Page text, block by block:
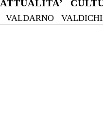
ATTUALITA’
VALDARNO